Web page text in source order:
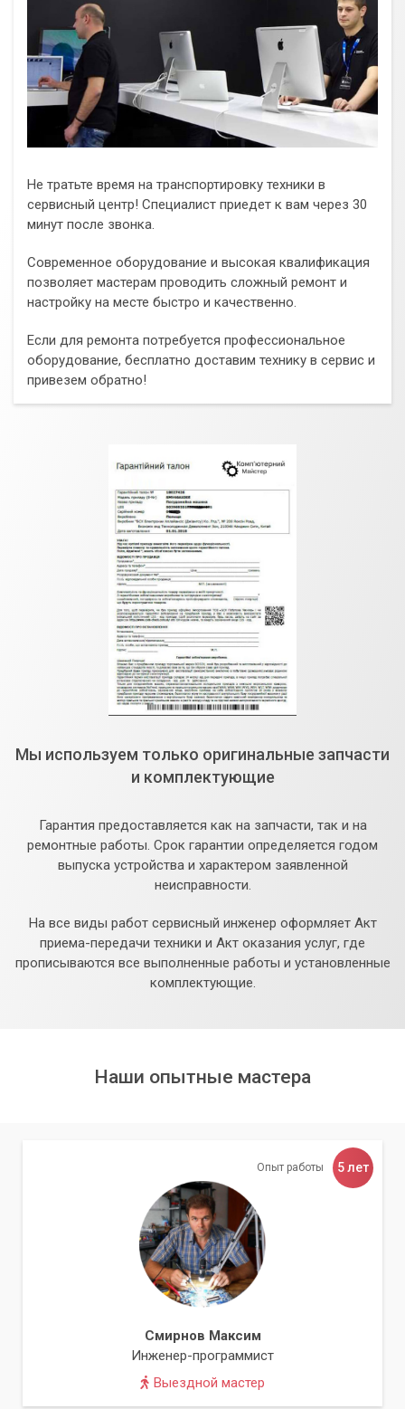
Не тратьте время на транспортировку техники в
сервисный центр! Специалист приедет к вам через 30
минут после звонка.
Современное оборудование и высокая квалификация
позволяет мастерам проводить сложный ремонт и
настройку на месте быстро и качественно.
Если для ремонта потребуется профессиональное
оборудование, бесплатно доставим технику в сервис и
привезем обратно!
Мы используем только оригинальные запчасти
и комплектующие
Гарантия предоставляется как на запчасти, так и на
ремонтные работы. Срок гарантии определяется годом
выпуска устройства и характером заявленной
неисправности.
На все виды работ сервисный инженер оформляет Акт
приема-передачи техники и Акт оказания услуг, где
прописываются все выполненные работы и установленные
комплектующие.
Наши опытные мастера
Опыт работы 5 лет
Смирнов Максим
Инженер-программист
Выездной мастер